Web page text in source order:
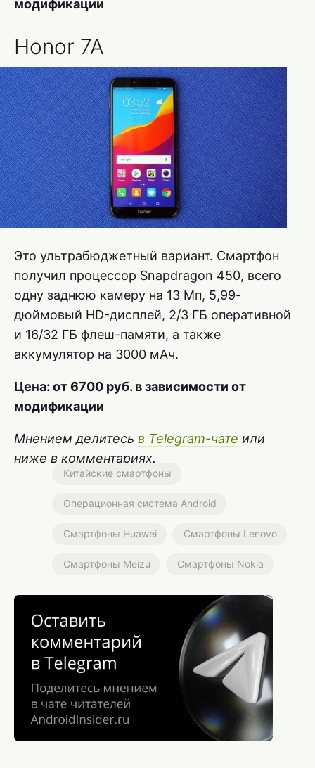
модификации
Honor 7A
Это ультрабюджетный вариант. Смартфон
получил процессор Snapdragon 450, всего
одну заднюю камеру на 13 Мп, 5,99-
дюймовый HD-дисплей, 2/3 ГБ оперативной
и 16/32 ГБ флеш-памяти, а также
аккумулятор на 3000 мАч.
Цена: от 6700 руб. в зависимости от
модификации
Мнением делитесь в Telegram-чате или
ниже в комментариях.
Китайские смартфоны
Операционная система Android
Смартфоны Huawei Смартфоны Lenovo
Смартфоны Meizu Смартфоны Nokia